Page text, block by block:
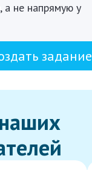
а не напрямую у
задание